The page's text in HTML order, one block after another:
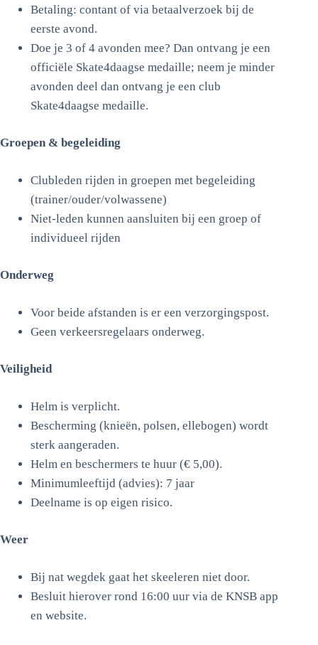
Betaling: contant of via betaalverzoek bij de
eerste avond.
Doe je 3 of 4 avonden mee? Dan ontvang je een
officiële Skate4daagse medaille; neem je minder
avonden deel dan ontvang je een club
Skate4daagse medaille.
Groepen & begeleiding
Clubleden rijden in groepen met begeleiding
(trainer/ouder/volwassene)
Niet-leden kunnen aansluiten bij een groep of
individueel rijden
Onderweg
Voor beide afstanden is er een verzorgingspost.
Geen verkeersregelaars onderweg.
Veiligheid
Helm is verplicht.
Bescherming (knieën, polsen, ellebogen) wordt
sterk aangeraden.
Helm en beschermers te huur (€ 5,00).
Minimumleeftijd (advies): 7 jaar
Deelname is op eigen risico.
Weer
Bij nat wegdek gaat het skeeleren niet door.
Besluit hierover rond 16:00 uur via de KNSB app
en website.